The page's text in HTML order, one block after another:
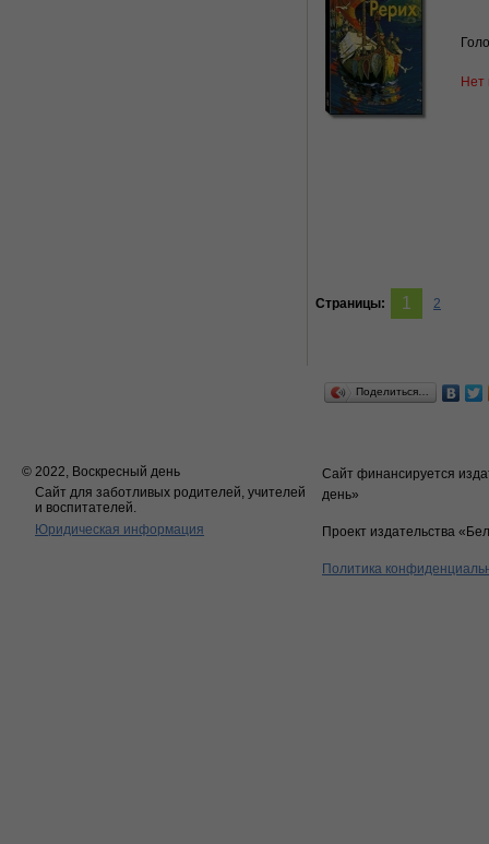
Нет
Страницы: 1 2
Поделиться…
© 2022, Воскресный день
Сайт для заботливых родителей, учителей
и воспитателей.
Юридическая информация
Сайт финансируется
день»
Проект издательства
Политика